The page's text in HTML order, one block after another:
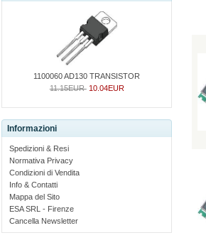
1100060 AD130 TRANSISTOR
11.15EUR 10.04EUR
Informazioni
Spedizioni & Resi
Normativa Privacy
Condizioni di Vendita
Info & Contatti
Mappa del Sito
ESA SRL - Firenze
Cancella Newsletter